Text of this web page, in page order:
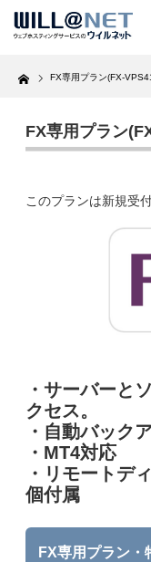
Home FX専用プラン(FX-
FX専用プラン
このプランは新規受
・サーバーと
クセス。
・自動バック
・MT4対応
・リモートデ
個付属
FX専用プラン・